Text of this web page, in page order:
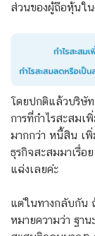
ส่วนของผู้ถือหุ้นใ
โดยปกติแล้วบริษั
การที่กำไรสะสม
มากกว่า หนี้สิน เ
ธุรกิจสะสมมาเรื่อ
แฉ่งเลยค่ะ
แต่ในทางกลับกัน
หมายความว่า ฐาน